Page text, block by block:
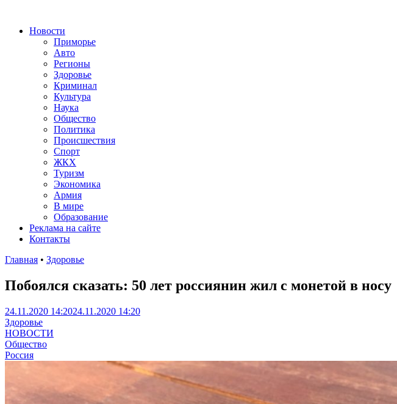
Новости
Приморье
Авто
Регионы
Здоровье
Криминал
Культура
Наука
Общество
Политика
Происшествия
Спорт
ЖКХ
Туризм
Экономика
Армия
В мире
Образование
Реклама на сайте
Контакты
Главная • Здоровье
Побоялся сказать: 50 лет россиянин жил с монетой в носу
24.11.2020 14:2024.11.2020 14:20
Здоровье
НОВОСТИ
Общество
Россия